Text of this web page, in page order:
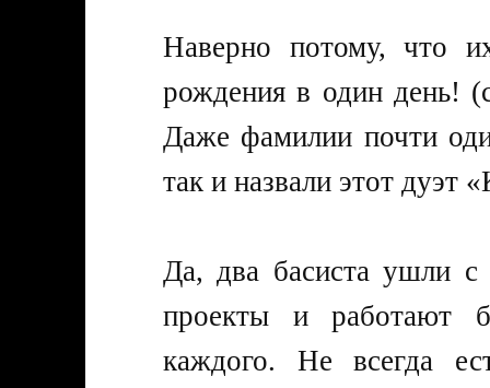
Наверно потому, что
рождения в один день!
Даже фамилии почти
так и назвали этот дуэт
Да, два басиста ушли с
проекты и работают
каждого. Не всегда